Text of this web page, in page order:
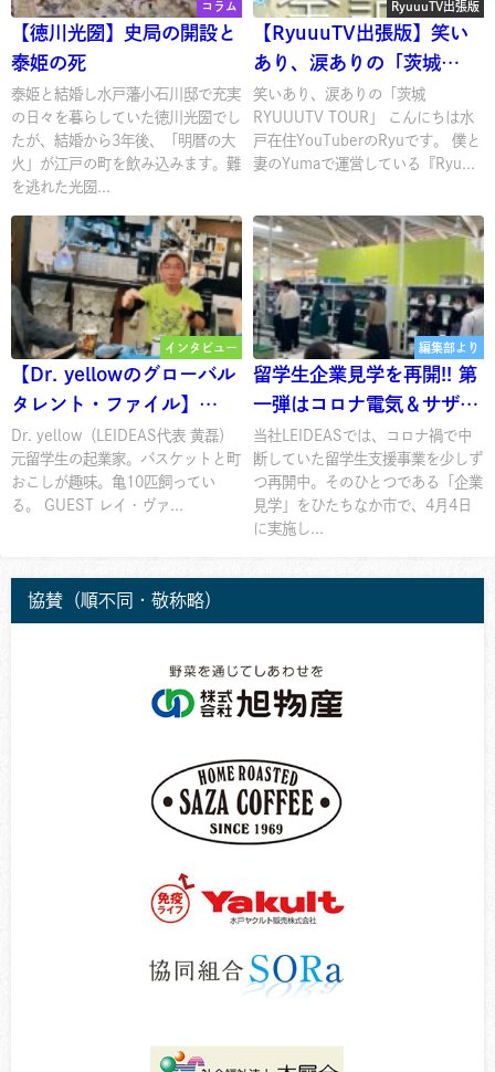
コラム
【徳川光圀】史局の開設と
泰姫の死
泰姫と結婚し水戸藩小石川邸で充実
の日々を暮らしていた徳川光圀でし
たが、結婚から3年後、「明暦の大
火」が江戸の町を飲み込みます。難
を逃れた光圀...
RyuuuTV出張版
【RyuuuTV出張版】笑い
あり、涙ありの「茨城
RYUUUTV TOUR」
笑いあり、涙ありの「茨城
RYUUUTV TOUR」 こんにちは水
戸在住YouTuberのRyuです。 僕と
妻のYumaで運営している『Ryu...
インタビュー
【Dr. yellowのグローバル
タレント・ファイル】
vol.01 レイ・ヴァン・ タ
ンさん
Dr. yellow（LEIDEAS代表 黄磊）
元留学生の起業家。バスケットと町
おこしが趣味。亀10匹飼ってい
る。 GUEST レイ・ヴァ...
編集部より
留学生企業見学を再開!! 第
一弾はコロナ電気＆サザコ
ーヒー
当社LEIDEASでは、コロナ禍で中
断していた留学生支援事業を少しず
つ再開中。そのひとつである「企業
見学」をひたちなか市で、4月4日
に実施し...
協賛（順不同・敬称略）